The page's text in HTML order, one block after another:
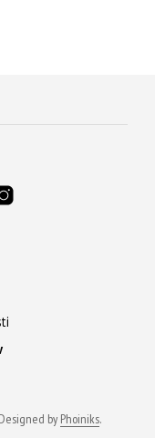
by Phoiniks.